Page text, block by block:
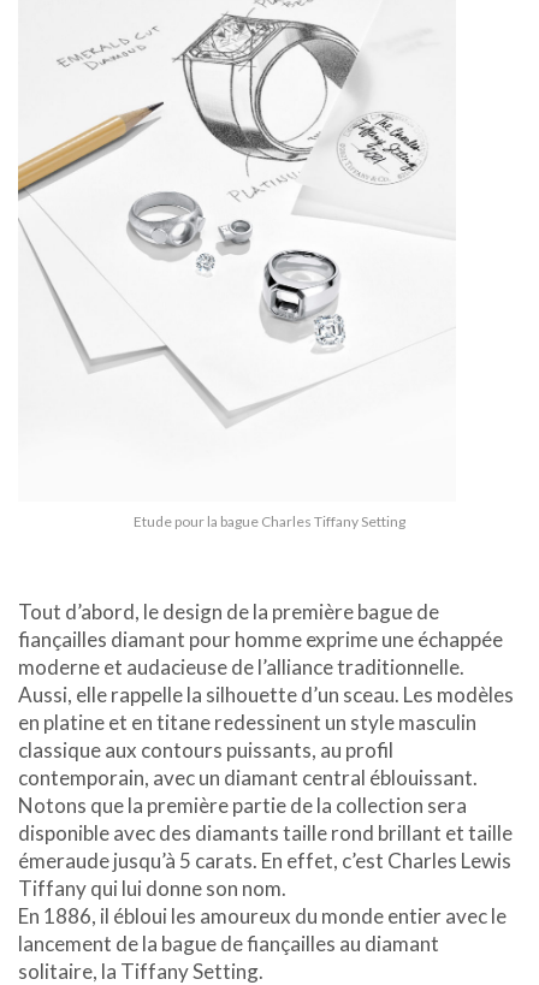
Etude pour la bague Charles Tiffany Setting
Tout d’abord, le design de la première bague de
fiançailles diamant pour homme exprime une échappée
moderne et audacieuse de l’alliance traditionnelle.
Aussi, elle rappelle la silhouette d’un sceau. Les modèles
en platine et en titane redessinent un style masculin
classique aux contours puissants, au profil
contemporain, avec un diamant central éblouissant.
Notons que la première partie de la collection sera
disponible avec des diamants taille rond brillant et taille
émeraude jusqu’à 5 carats. En effet, c’est Charles Lewis
Tiffany qui lui donne son nom.
En 1886, il ébloui les amoureux du monde entier avec le
lancement de la bague de fiançailles au diamant
solitaire, la Tiffany Setting.